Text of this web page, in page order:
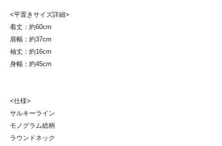
<平置きサイズ詳細>
着丈：約60cm
肩幅：約37cm
袖丈：約16cm
身幅：約45cm
<仕様>
サルキーライン
モノグラム総柄
ラウンドネック